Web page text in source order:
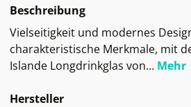
Beschreibung
Vielseitigkeit und modernes
charakteristische Merkmale, mit
Islande Longdrinkglas von… Mehr
Hersteller